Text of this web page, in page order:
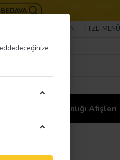
BIZE ULAŞIN HIZLI MENÜ
İş Güvenliği Afişleri